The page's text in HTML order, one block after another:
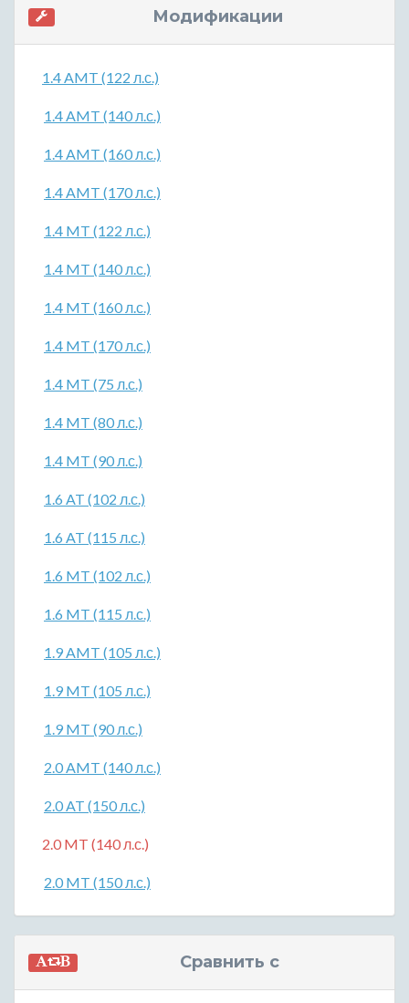
Модификации
1.4 AMT (122 л.с.)
1.4 AMT (140 л.с.)
1.4 AMT (160 л.с.)
1.4 AMT (170 л.с.)
1.4 MT (122 л.с.)
1.4 MT (140 л.с.)
1.4 MT (160 л.с.)
1.4 MT (170 л.с.)
1.4 MT (75 л.с.)
1.4 MT (80 л.с.)
1.4 MT (90 л.с.)
1.6 AT (102 л.с.)
1.6 AT (115 л.с.)
1.6 MT (102 л.с.)
1.6 MT (115 л.с.)
1.9 AMT (105 л.с.)
1.9 MT (105 л.с.)
1.9 MT (90 л.с.)
2.0 AMT (140 л.с.)
2.0 AT (150 л.с.)
2.0 MT (140 л.с.)
2.0 MT (150 л.с.)
Сравнить с